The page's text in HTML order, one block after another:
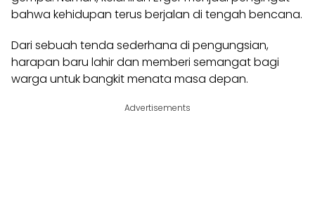
bahwa kehidupan terus berjalan di tengah bencana.
Dari sebuah tenda sederhana di pengungsian,
harapan baru lahir dan memberi semangat bagi
warga untuk bangkit menata masa depan.
Advertisements